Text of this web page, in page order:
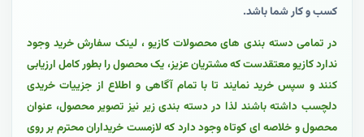
کسب و کار شما باشد.
در تمامی دسته بندی های محصولات کازیو ، لینک سفارش خرید وجود
ندارد کازیو معتقدست که مشتریان عزیز، یک محصول را بطور کامل ارزیابی
کنند و سپس خرید نمایند تا با تمام آگاهی و اطلاع از جزییات خریدی
دلچسب داشته باشند لذا در دسته بندی زیر نیز تصویر محصول، عنوان
محصول و خلاصه ای کوتاه وجود دارد که لازمست خریداران محترم بر روی